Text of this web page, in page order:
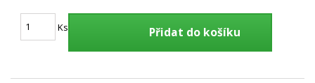
Ks Přidat do košíku